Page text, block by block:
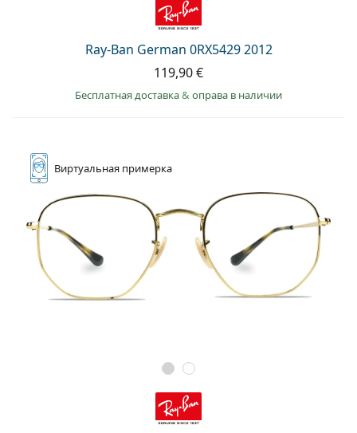
Ray-Ban German 0RX5429 2012
119,90 €
Бесплатная доставка& оправа в наличии
Виртуальная примерка